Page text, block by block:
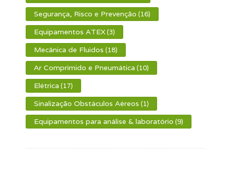
Segurança, Risco e Prevenção (16)
Equipamentos ATEX(3)
Mecânica de Fluidos (18)
Ar Comprimido e Pneumática (10)
Elétrica (17)
Sinalização Obstáculos Aéreos (1)
Equipamentos para análise & laboratório (9)